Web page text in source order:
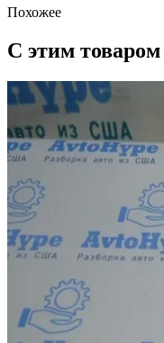
Похожее
С этим